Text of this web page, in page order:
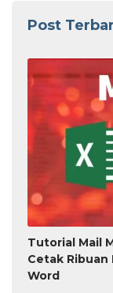
Post
Tutorial Mail
Cetak
Word